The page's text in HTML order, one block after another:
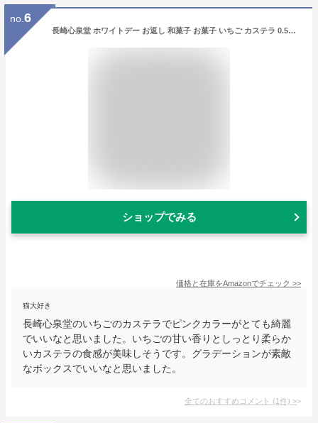
no. 6
長崎心泉堂 ホワイトデー お返し 和菓子 お菓子 いちご カステラ 0.5号 ギフト ケーキ ストロベリー 手提げ袋付き VDKC
ショップでみる
価格と在庫をAmazonでチェック >>
猫大好き
長崎心泉堂のいちごのカステラでピンクカラーがとても綺麗
でいいなと思いました。いちごの甘い香りとしっとり柔らか
いカステラの食感が美味しそうです。グラデーションが素敵
なボックスでいいなと思いました。
全てのおすすめコメント (1件) >